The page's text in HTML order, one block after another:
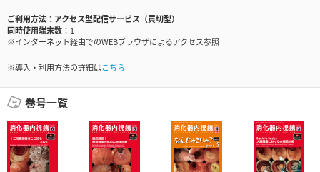
ご利用方法
アクセス型配信サービス（買切型）
同時使用端末数
1
※インターネット経由でのWEBブラウザによるアクセス参照
※導入・利用方法の詳細はこちら
巻号一覧